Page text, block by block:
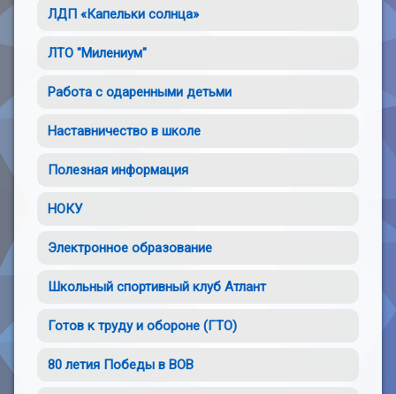
ЛДП «Капельки солнца»
ЛТО "Милениум"
Работа с одаренными детьми
Наставничество в школе
Полезная информация
НОКУ
Электронное образование
Школьный спортивный клуб Атлант
Готов к труду и обороне (ГТО)
80 летия Победы в ВОВ